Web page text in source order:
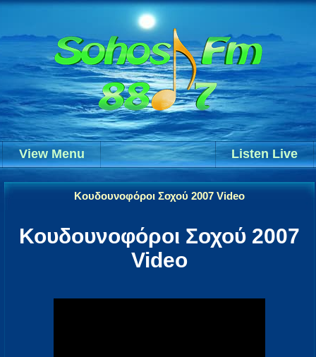
Listen Live
View Menu
Κουδουνοφόροι Σοχού 2007 Video
Κουδουνοφόροι Σοχού 2007
Video